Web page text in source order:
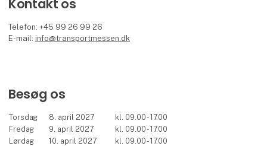
Kontakt os
Telefon: +45 99 26 99 26
E-mail: info@transportmessen.dk
Besøg os
Torsdag 8. april 2027
kl. 09.00 - 17.00
Fredag
9. april 2027
kl. 09.00 - 17.00
Lørdag
10. april 2027 kl. 09.00 - 17.00